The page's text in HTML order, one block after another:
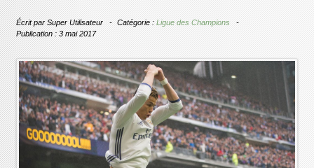
Écrit parSuper Utilisateur Catégorie :Ligue des Champions
Publication : 3 mai 2017